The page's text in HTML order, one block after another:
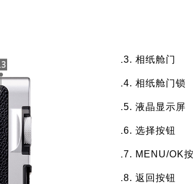
相纸舱门
相纸舱门锁
液晶显示屏
选择按钮
MENU/OK
返回按钮